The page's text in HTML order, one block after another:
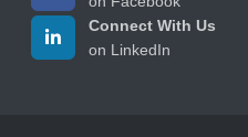
Connect With Us
on LinkedIn